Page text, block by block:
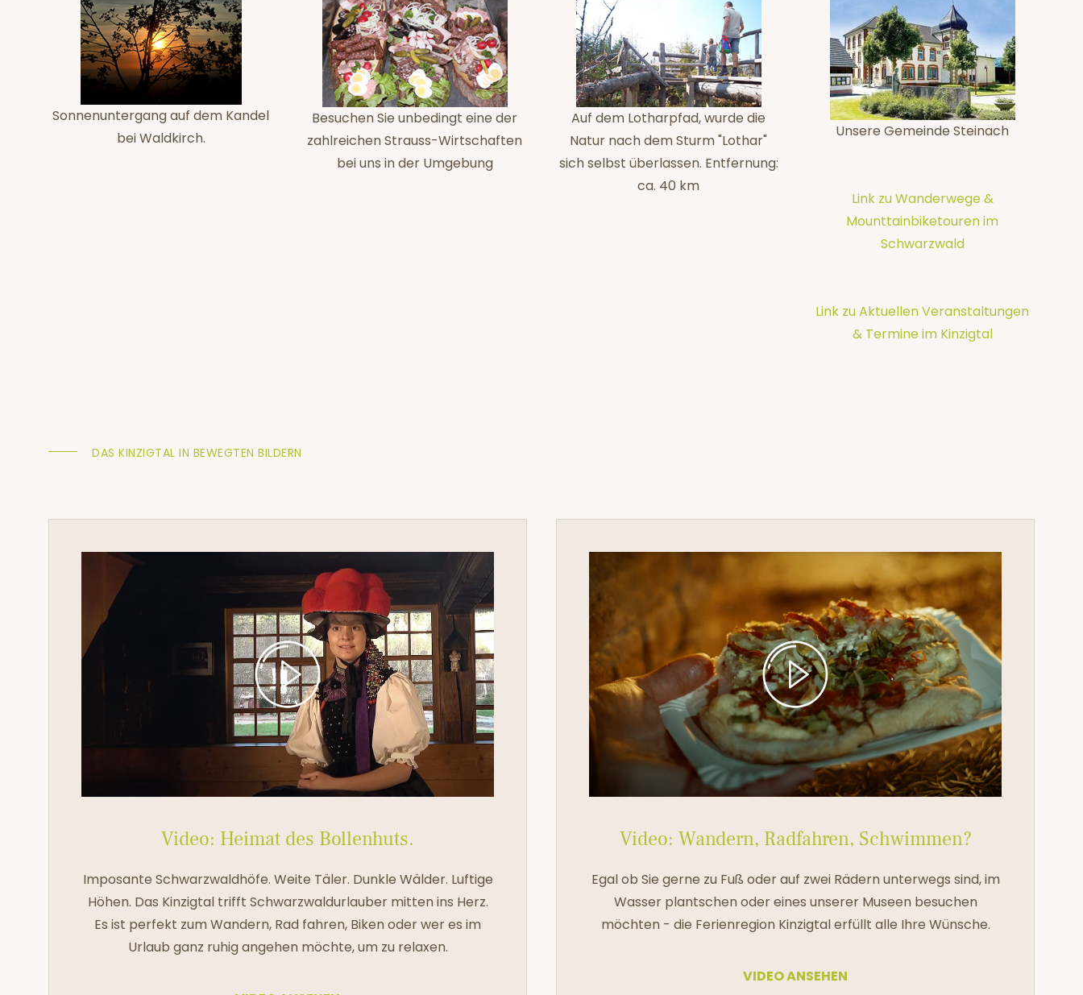
Sonnenuntergang auf dem Kandel
bei Waldkirch.
Besuchen Sie unbedingt eine der
zahlreichen Strauss-Wirtschaften
bei uns in der Umgebung
Auf dem Lotharpfad, wurde die
Natur nach dem Sturm "Lothar"
sich selbst überlassen. Entfernung:
ca. 40 km
Unsere Gemeinde Steinach
Link zu Wanderwege &
Mounttainbiketouren im
Schwarzwald
Link zu Aktuellen Veranstaltungen
& Termine im Kinzigtal
DAS KINZIGTAL IN BEWEGTEN BILDERN
Video: Heimat des Bollenhuts.
Imposante Schwarzwaldhöfe. Weite Täler. Dunkle Wälder. Luftige
Höhen. Das Kinzigtal trifft Schwarzwaldurlauber mitten ins Herz.
Es ist perfekt zum Wandern, Rad fahren, Biken oder wer es im
Urlaub ganz ruhig angehen möchte, um zu relaxen.
Video: Wandern, Radfahren, Schwimmen?
Egal ob Sie gerne zu Fuß oder auf zwei Rädern unterwegs sind, im
Wasser plantschen oder eines unserer Museen besuchen
möchten - die Ferienregion Kinzigtal erfüllt alle Ihre Wünsche.
VIDEO ANSEHEN